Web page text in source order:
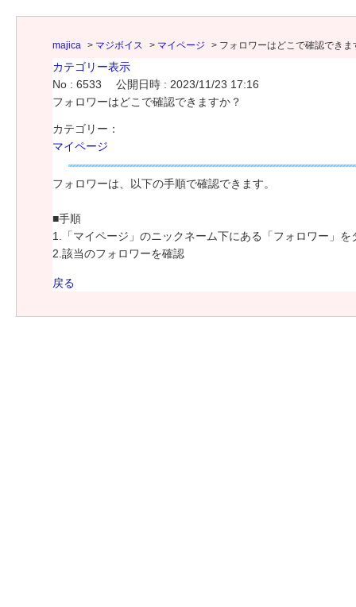
majica > マジボイス > マイページ > フォロワーはどこで確認できま
カテゴリー表示
No : 6533
公開日時 : 2023/11/23 17:16
フォロワーはどこで確認できますか？
カテゴリー：
マイページ
フォロワーは、以下の手順で確認できます。
■手順
1.「マイページ」のニックネーム下にある「フォロワー」を
2.該当のフォロワーを確認
戻る